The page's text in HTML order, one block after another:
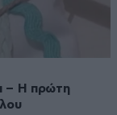
– Η πρώτη